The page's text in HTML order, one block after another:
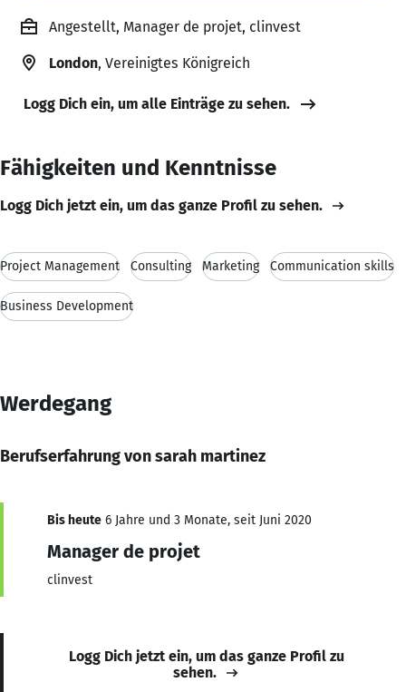
Angestellt, Manager de projet, clinvest
London, Vereinigtes Königreich
Logg Dich ein, um alle Einträge zu sehen.
Fähigkeiten und Kenntnisse
Logg Dich jetzt ein, um das ganze Profil zu sehen.
Project Management Consulting Marketing Communication skills
Business Development
Werdegang
Berufserfahrung von sarah martinez
Bis heute 6 Jahre und 3 Monate, seit Juni 2020
Manager de projet
clinvest
Logg Dich jetzt ein, um das ganze Profil zu
sehen.